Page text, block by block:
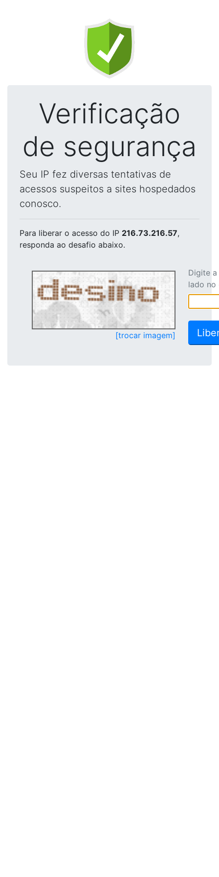
Verificação
de segurança
Seu IP fez diversas tentativas de
acessos suspeitos a sites hospedados
conosco.
Para liberar o acesso do IP 216.73.216.57,
responda ao desafio abaixo.
[trocar imagem]
Digite
lado no